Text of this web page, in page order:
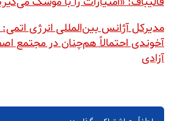
مدیرکل آژانس بین‌المللی انرژی
آخوندی احتمالاً هم‌چنان در مجتمع
آزادی